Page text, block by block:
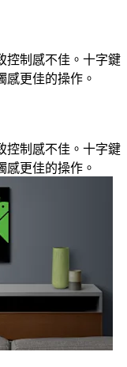
控制感不佳。十字鍵
感更佳的操作。
控制感不佳。十字鍵
感更佳的操作。